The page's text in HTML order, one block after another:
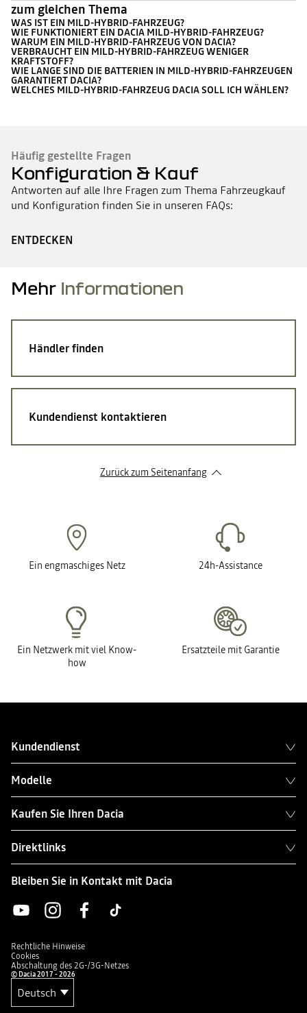
zum gleichen Thema
WAS IST EIN MILD-HYBRID-FAHRZEUG?
WIE FUNKTIONIERT EIN DACIA MILD-HYBRID-FAHRZEUG?
WARUM EIN MILD-HYBRID-FAHRZEUG VON DACIA?
VERBRAUCHT EIN MILD-HYBRID-FAHRZEUG WENIGER
KRAFTSTOFF?
WIE LANGE SIND DIE BATTERIEN IN MILD-HYBRID-FAHRZEUGEN
GARANTIERT DACIA?
WELCHES MILD-HYBRID-FAHRZEUG DACIA SOLL ICH WÄHLEN?
Häufig gestellte Fragen
Konfiguration & Kauf
Antworten auf alle Ihre Fragen zum Thema Fahrzeugkauf
und Konfiguration finden Sie in unseren FAQs:
ENTDECKEN
Mehr Informationen
Händler finden
Kundendienst kontaktieren
Zurück zum Seitenanfang
Ein engmaschiges Netz 24h-Assistance
Ein Netzwerk mit viel Know-
how
Ersatzteile mit Garantie
Kundendienst
Modelle
Kaufen Sie Ihren Dacia
Direktlinks
Bleiben Sie in Kontakt mit Dacia
Rechtliche Hinweise
Cookies
Abschaltung des 2G-/3G-Netzes
© Dacia 2017 - 2026